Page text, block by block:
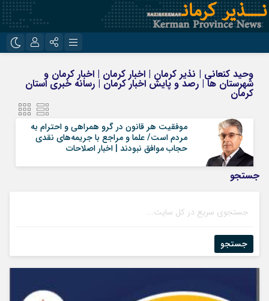
روبیکا
ایتا
مرا به خاطر بسپار
وحید کنعانی | نذیر کرمان | اخبار کرمان | اخبار کرمان و
شهرستان ها | رصد و پایش اخبار کرمان | رسانه خبری استان
کرمان
موفقیت هر قانون در گرو همراهی و احترام به
مردم است/ علما و مراجع با جریمه‌های نقدی
حجاب موافق نبودند | اخبار اصلاحات
جستجو
جستجو